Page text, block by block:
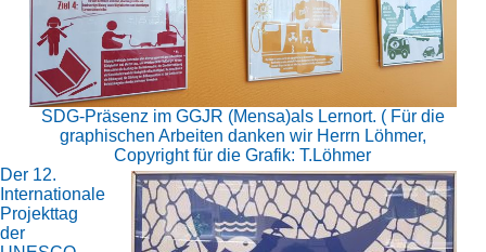
SDG-Präsenz im GGJR (Mensa)als Lernort. ( Für die
graphischen Arbeiten danken wir Herrn Löhmer,
Copyright für die Grafik: T.Löhmer
Der 12.
Internationale
Projekttag
der